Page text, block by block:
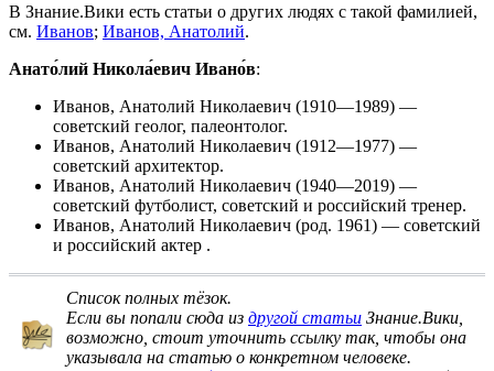
В Знание.Вики есть статьи о других людях с такой фамилией,
см. Иванов; Иванов, Анатолий.
Анато́лий Никола́евич Ивано́в:
Иванов, Анатолий Николаевич (1910—1989) —
советский геолог, палеонтолог.
Иванов, Анатолий Николаевич (1912—1977) —
советский архитектор.
Иванов, Анатолий Николаевич (1940—2019) —
советский футболист, советский и российский тренер.
Иванов, Анатолий Николаевич (род. 1961) — советский
и российский актер .
Список полных тёзок.
Если вы попали сюда из другой статьи Знание.Вики,
возможно, стоит уточнить ссылку так, чтобы она
указывала на статью о конкретном человеке.